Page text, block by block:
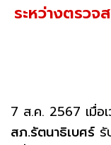
ระหว่างตรวจ
7 ส.ค. 2567 เมื่อ
สภ.รัตนาธิเบศร์